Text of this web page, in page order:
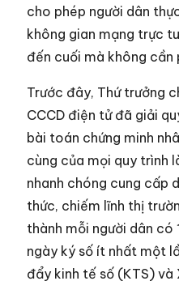
cho phép người dân
không gian mạng trực
đến cuối mà không cần
Trước đây, Thứ trưởng
CCCD điện tử đã giải
bài toán chứng minh
cùng của mọi quy trình
nhanh chóng cung cấp
thức, chiếm lĩnh thị
thành mỗi người dân có
ngày ký số ít nhất một
đẩy kinh tế số (KTS) và